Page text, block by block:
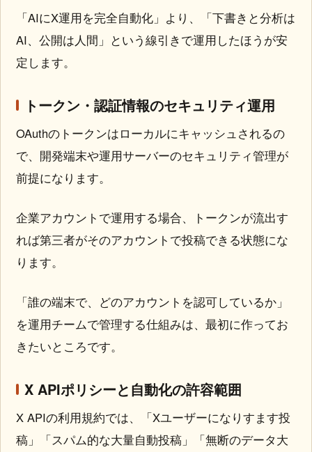
「AIにX運用を完全自動化」より、「下書きと分析は
AI、公開は人間」という線引きで運用したほうが安
定します。
トークン・認証情報のセキュリティ運用
OAuthのトークンはローカルにキャッシュされるの
で、開発端末や運用サーバーのセキュリティ管理が
前提になります。
企業アカウントで運用する場合、トークンが流出す
れば第三者がそのアカウントで投稿できる状態にな
ります。
「誰の端末で、どのアカウントを認可しているか」
を運用チームで管理する仕組みは、最初に作ってお
きたいところです。
X APIポリシーと自動化の許容範囲
X APIの利用規約では、「Xユーザーになりすます投
稿」「スパム的な大量自動投稿」「無断のデータ大